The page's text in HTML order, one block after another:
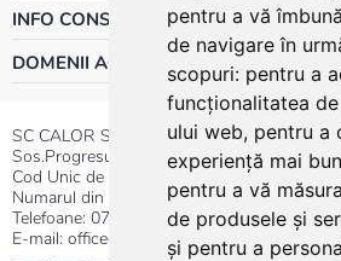
pentru a vă
de navigare în
scopuri: pentru a
funcționalitatea
ului web, pentru a
experiență mai
pentru a vă
de produsele și
și pentru a
INFO CONSUMATOR
DOMENII ACTIVITATE
SC CALOR SRL
Sos.Progresului nr.30-40, Sector 5,
Cod Unic de Inregistrare: RO 3004724
Numarul din Registrul Comertului:J40/
Telefoane: 0737.23.44.44|021.411.44.44
E-mail: office@calor.ro